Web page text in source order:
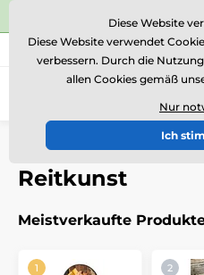
⭐Siehe 504 verifizierte
Rufen Sie uns an (Mo-Fr 15-18)
Einführung Auszeichnungen
Reitkunst
Meistverkaufte
Diese Website
Diese Website verwendet
verbessern. Durch die
allen Cookies gemäß
Nur
Ich